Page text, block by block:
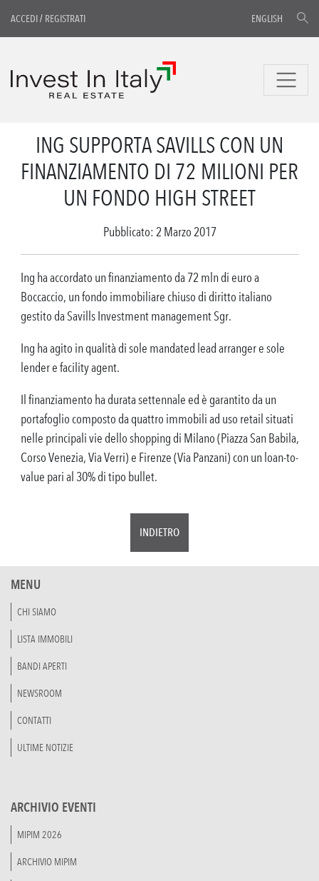
ACCEDI/ REGISTRATI ENGLISH
ING SUPPORTA SAVILLS CON UN
FINANZIAMENTO DI 72 MILIONI PER
UN FONDO HIGH STREET
Pubblicato: 2 Marzo 2017
Ing ha accordato un finanziamento da 72 mln di euro a
Boccaccio, un fondo immobiliare chiuso di diritto italiano
gestito da Savills Investment management Sgr.
Ing ha agito in qualità di sole mandated lead arranger e sole
lender e facility agent.
Il finanziamento ha durata settennale ed è garantito da un
portafoglio composto da quattro immobili ad uso retail situati
nelle principali vie dello shopping di Milano (Piazza San Babila,
Corso Venezia, Via Verri) e Firenze (Via Panzani) con un loan-to-
value pari al 30% di tipo bullet.
INDIETRO
MENU
CHI SIAMO
LISTA IMMOBILI
BANDI APERTI
NEWSROOM
CONTATTI
ULTIME NOTIZIE
ARCHIVIO EVENTI
MIPIM 2026
ARCHIVIO MIPIM